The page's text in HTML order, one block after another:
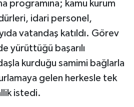
programına; kamu kurum
idari personel,
vatandaş katıldı. Görev
yürüttüğü başarılı
kurduğu samimi bağlarla
gelen herkesle tek
istedi.